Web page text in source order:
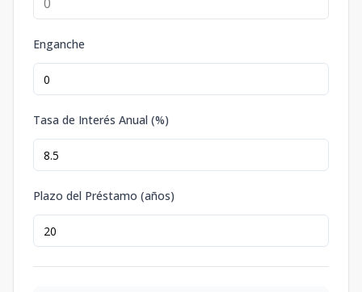
Enganche
Tasa de Interés Anual (%)
Plazo del Préstamo (años)